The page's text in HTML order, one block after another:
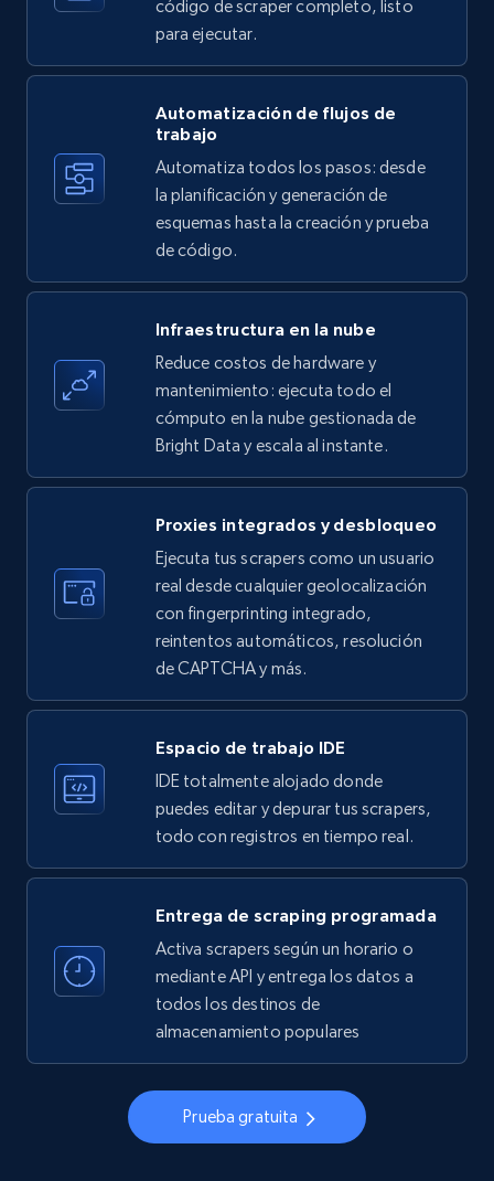
specific keywords
Title, Seller name, Brand, Description, Initial
35.2K+ 5.7K+ Prueba gratuita
Amazon products - find products by using
Title, Seller name, Brand, Description, Initial
price, Currency, Availability, Reviews count, and
more.
5.7K+ Prueba gratuita
LinkedIn company information
ID, Name, Country code, Locations, Followers,
Employees in linkedin, About, Specialties, and
33.5K+ 3.5K+ Prueba gratuita
Instagram - Profiles
Account, Fbid, ID, Followers, Posts count, Is
business account, Is professional account, Is
22.2K+ 3.4K+ Prueba gratuita
Instagram - Profiles - Collect profile
information by user name
Account, Fbid, ID, Followers, Posts count, Is
business account, Is professional account, Is
código de scraper completo, listo
para ejecutar.
Automatización de flujos de
trabajo
Automatiza todos los pasos: desde
la planificación y generación de
esquemas hasta la creación y prueba
de código.
Infraestructura en la nube
Reduce costos de hardware y
mantenimiento: ejecuta todo el
cómputo en la nube gestionada de
Bright Data y escala al instante.
Proxies integrados y desbloqueo
Ejecuta tus scrapers como un usuario
real desde cualquier geolocalización
con fingerprinting integrado,
reintentos automáticos, resolución
de CAPTCHA y más.
Espacio de trabajo IDE
IDE totalmente alojado donde
puedes editar y depurar tus scrapers,
todo con registros en tiempo real.
Entrega de scraping programada
Activa scrapers según un horario o
mediante API y entrega los datos a
todos los destinos de
almacenamiento populares
Prueba gratuita